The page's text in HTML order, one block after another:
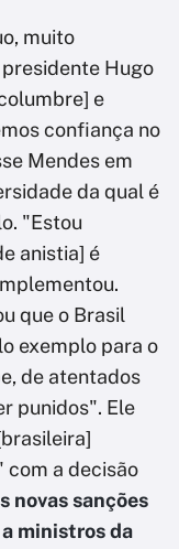
muito
Hugo
e
confiança no
Mendes em
da qual é
"Estou
anistia] é
que o Brasil
exemplo para o
de atentados
punidos". Ele
com a decisão
novas sanções
ministros da